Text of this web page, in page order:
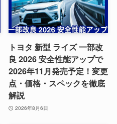
トヨタ 新型 ライズ 一部改
良 2026 安全性能アップで
2026年11月発売予定！変更
点・価格・スペックを徹底
解説
2026年8月6日